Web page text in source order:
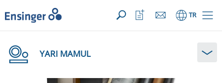
TALEBİNİZ ({{productCount}} ÜRÜNLER) AÇIK
Anasayfa TR
İzleme
listeni
aç
YARI MAMUL